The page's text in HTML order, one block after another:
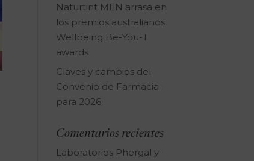
Naturtint MEN arrasa en
los premios australianos
Wellbeing Be-You-T
awards
Claves y cambios del
Convenio de Farmacia
para 2026
Comentarios recientes
Laboratorios Phergal y